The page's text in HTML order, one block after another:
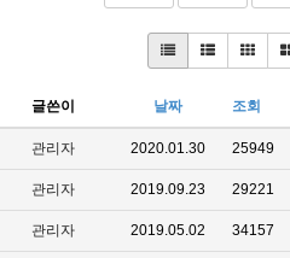
글쓴이 날짜 조회
관리자 2020.01.30 25949
관리자 2019.09.23 29221
관리자 2019.05.02 34157